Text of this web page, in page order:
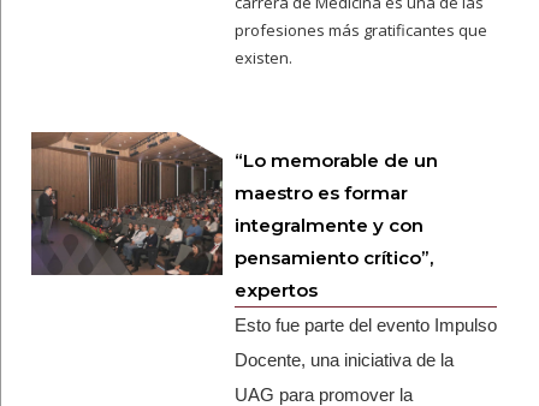
profesiones más gratificantes que
existen.
“Lo memorable de un
maestro es formar
integralmente y con
pensamiento crítico”,
expertos
Esto fue parte del evento Impulso
Docente, una iniciativa de la
UAG para promover la